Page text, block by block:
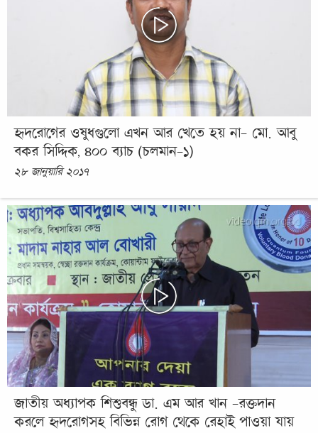
হৃদরোগের ওষুধগুলো এখন আর খেতে হয় না- মো. আবু
বকর সিদ্দিক, ৪০০ ব্যাচ (চলমান-১)
২৮ জানুয়ারি ২০১৭
জাতীয় অধ্যাপক শিশুবন্ধু ডা. এম আর খান -রক্তদান
করলে হৃদরোগসহ বিভিন্ন রোগ থেকে রেহাই পাওয়া যায়